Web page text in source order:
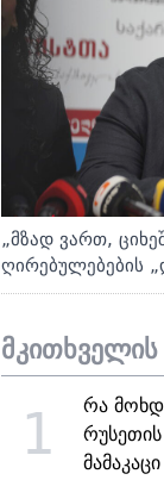
„მზად ვართ,
ღირებულებების
1
რა